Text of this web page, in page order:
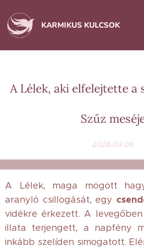
KARMIKUS KULCSOK
A Lélek, aki elfelejtette a
Szűz
2026.03.06
A Lélek, maga mögött
aranyló csillogását, egy
vidékre érkezett. A
illata terjengett, a napfény
inkább szelíden simogatott.